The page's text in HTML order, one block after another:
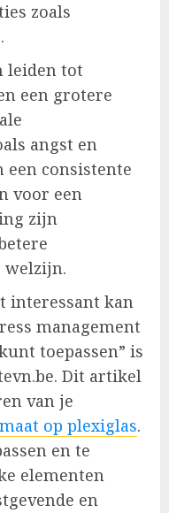
zoals
leiden tot
een grotere
angst en
een consistente
voor een
zijn
welzijn.
interessant kan
management
toepassen” is
Dit artikel
van je
op plexiglas.
en te
elementen
en